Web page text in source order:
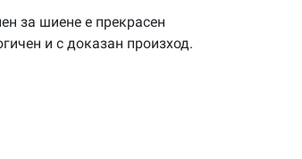
за шиене е прекрасен
и с доказан произход.